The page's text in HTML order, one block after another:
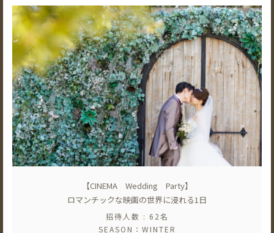
【CINEMA Wedding Party】
ロマンチックな映画の世界に浸れる1日
招待人数 : 62名
SEASON：WINTER